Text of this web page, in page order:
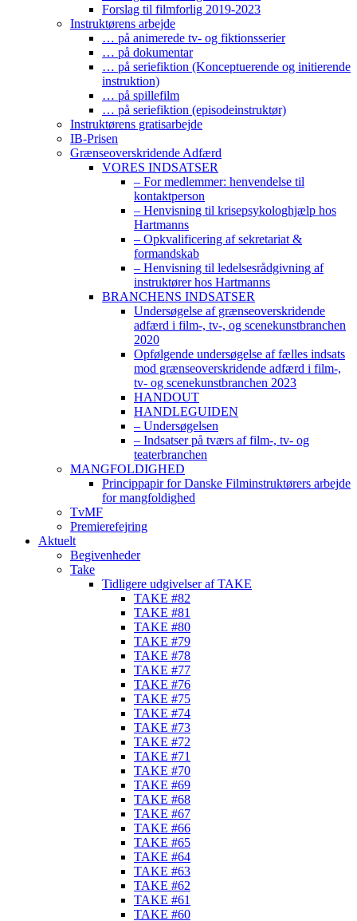
Forslag til filmforlig 2019-2023
Instruktørens arbejde
… på animerede tv- og fiktionsserier
… på dokumentar
… på seriefiktion (Konceptuerende og initierende
instruktion)
… på spillefilm
… på seriefiktion (episodeinstruktør)
Instruktørens gratisarbejde
IB-Prisen
Grænseoverskridende Adfærd
VORES INDSATSER
– For medlemmer: henvendelse til
kontaktperson
– Henvisning til krisepsykologhjælp hos
Hartmanns
– Opkvalificering af sekretariat &
formandskab
– Henvisning til ledelsesrådgivning af
instruktører hos Hartmanns
BRANCHENS INDSATSER
Undersøgelse af grænseoverskridende
adfærd i film-, tv-, og scenekunstbranchen
2020
Opfølgende undersøgelse af fælles indsats
mod grænseoverskridende adfærd i film-,
tv- og scenekunstbranchen 2023
HANDOUT
HANDLEGUIDEN
– Undersøgelsen
– Indsatser på tværs af film-, tv- og
teaterbranchen
MANGFOLDIGHED
Princippapir for Danske Filminstruktørers arbejde
for mangfoldighed
TvMF
Premierefejring
Aktuelt
Begivenheder
Take
Tidligere udgivelser af TAKE
TAKE #82
TAKE #81
TAKE #80
TAKE #79
TAKE #78
TAKE #77
TAKE #76
TAKE #75
TAKE #74
TAKE #73
TAKE #72
TAKE #71
TAKE #70
TAKE #69
TAKE #68
TAKE #67
TAKE #66
TAKE #65
TAKE #64
TAKE #63
TAKE #62
TAKE #61
TAKE #60